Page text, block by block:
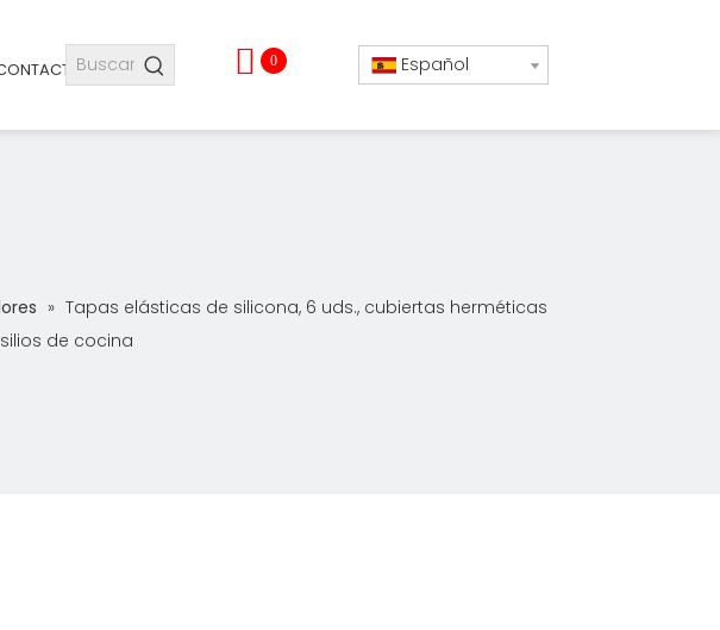
0 Español
» Tapas elásticas de silicona, 6 uds., cubiertas herméticas
de cocina